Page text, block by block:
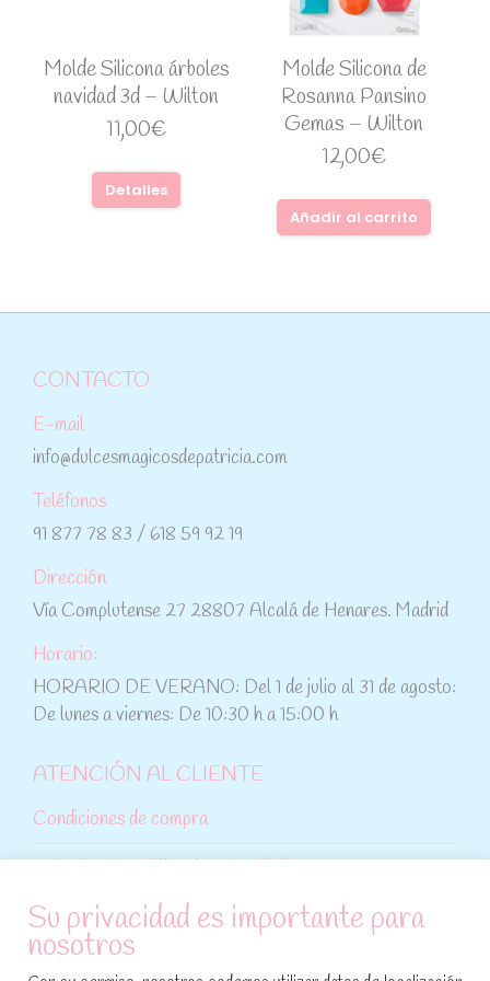
Molde Silicona árboles
navidad 3d – Wilton
11,00€
Detalles
Molde Silicona de
Rosanna Pansino
Gemas – Wilton
12,00€
Añadir al carrito
CONTACTO
E-mail
info@dulcesmagicosdepatricia.com
Teléfonos
91 877 78 83 / 618 59 92 19
Dirección
Vía Complutense 27 28807 Alcalá de Henares. Madrid
Horario:
HORARIO DE VERANO: Del 1 de julio al 31 de agosto:
De lunes a viernes: De 10:30 h a 15:00 h
ATENCIÓN AL CLIENTE
Condiciones de compra
Política de cookies
Su privacidad es importante para
nosotros